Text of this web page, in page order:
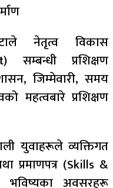
नेतृत्व विकास
सम्बन्धी प्रशिक्षण
जिम्मेवारी, समय
महत्वबारे प्रशिक्षण
युवाहरूले व्यक्तिगत
प्रमाणपत्र (Skills &
भविष्यका अवसरहरू